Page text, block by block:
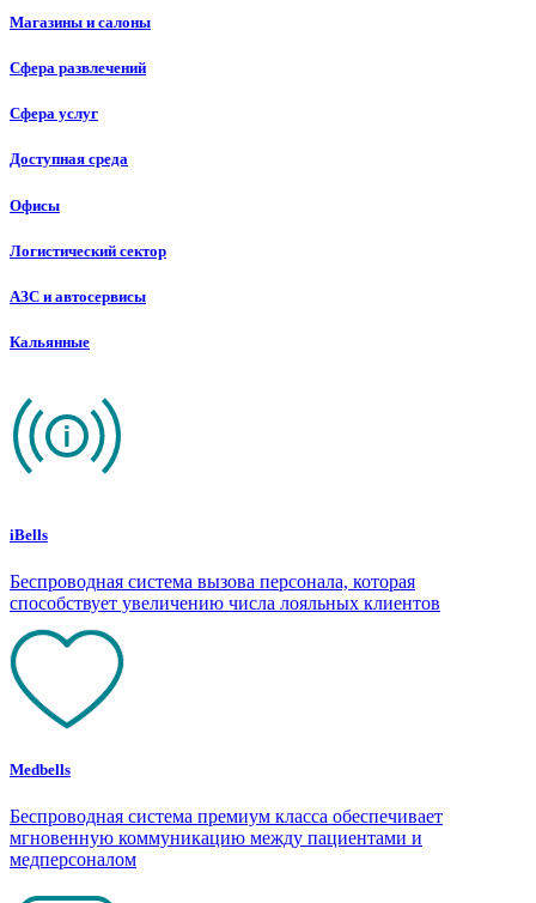
Магазины и салоны
Сфера развлечений
Сфера услуг
Доступная среда
Офисы
Логистический сектор
АЗС и автосервисы
Кальянные
iBells
Беспроводная система вызова персонала, которая
способствует увеличению числа лояльных клиентов
Medbells
Беспроводная система премиум класса обеспечивает
мгновенную коммуникацию между пациентами и
медперсоналом